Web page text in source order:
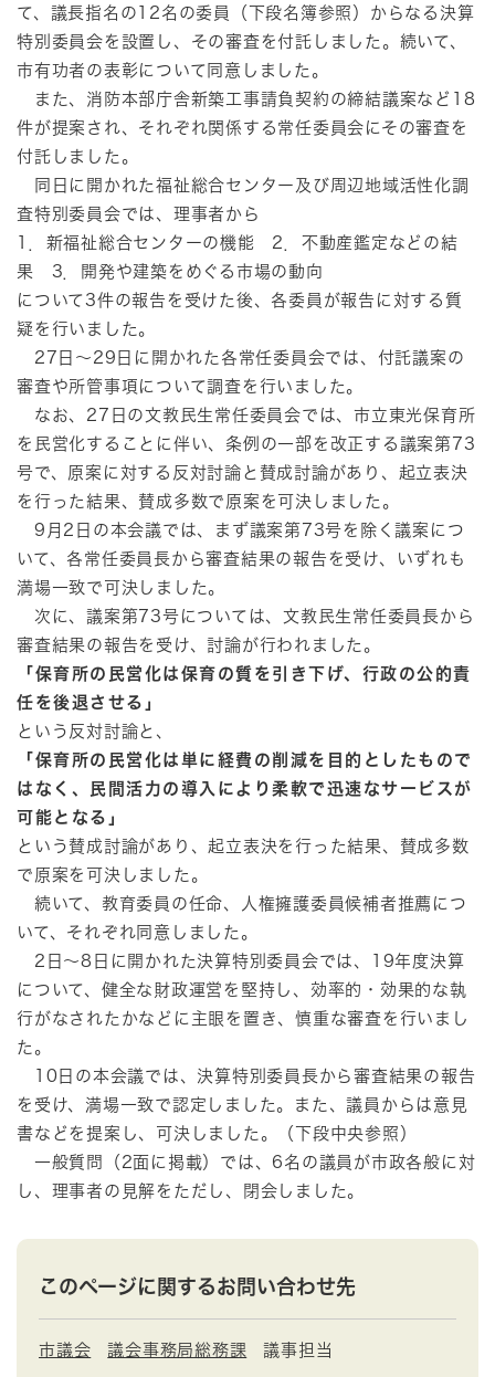
て、議長指名の12名の委員（下段名簿参照）からなる決算
特別委員会を設置し、その審査を付託しました。続いて、
市有功者の表彰について同意しました。
また、消防本部庁舎新築工事請負契約の締結議案など18
件が提案され、それぞれ関係する常任委員会にその審査を
付託しました。
同日に開かれた福祉総合センター及び周辺地域活性化調
査特別委員会では、理事者から
1．新福祉総合センターの機能 2．不動産鑑定などの結
果 3．開発や建築をめぐる市場の動向
について3件の報告を受けた後、各委員が報告に対する質
疑を行いました。
27日～29日に開かれた各常任委員会では、付託議案の
審査や所管事項について調査を行いました。
なお、27日の文教民生常任委員会では、市立東光保育所
を民営化することに伴い、条例の一部を改正する議案第73
号で、原案に対する反対討論と賛成討論があり、起立表決
を行った結果、賛成多数で原案を可決しました。
9月2日の本会議では、まず議案第73号を除く議案につ
いて、各常任委員長から審査結果の報告を受け、いずれも
満場一致で可決しました。
次に、議案第73号については、文教民生常任委員長から
審査結果の報告を受け、討論が行われました。
「保育所の民営化は保育の質を引き下げ、行政の公的責
任を後退させる」
という反対討論と、
「保育所の民営化は単に経費の削減を目的としたもので
はなく、民間活力の導入により柔軟で迅速なサービスが
可能となる」
という賛成討論があり、起立表決を行った結果、賛成多数
で原案を可決しました。
続いて、教育委員の任命、人権擁護委員候補者推薦につ
いて、それぞれ同意しました。
2日～8日に開かれた決算特別委員会では、19年度決算
について、健全な財政運営を堅持し、効率的・効果的な執
行がなされたかなどに主眼を置き、慎重な審査を行いまし
た。
10日の本会議では、決算特別委員長から審査結果の報告
を受け、満場一致で認定しました。また、議員からは意見
書などを提案し、可決しました。（下段中央参照）
一般質問（2面に掲載）では、6名の議員が市政各般に対
し、理事者の見解をただし、閉会しました。
このページに関するお問い合わせ先
市議会 議会事務局総務課 議事担当